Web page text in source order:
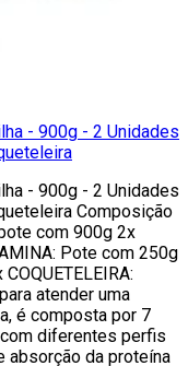
- 900g - 2 Unidades
- 900g - 2 Unidades
Composição
com 900g 2x
Pote com 250g
atender uma
é composta por 7
com diferentes perfis
absorção da proteína